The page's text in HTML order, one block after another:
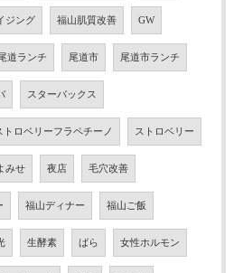
ジング 福山肌質改善 GW
道ランチ 尾道市 尾道市ランチ
スターバックス
トロベリーフラペチーノ ストロベリー
みせ 夜店 毛穴改善
福山ディナー 福山ご飯
生酵素 ばら 女性ホルモン